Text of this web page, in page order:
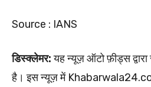
Source : IANS
डिस्क्लेमर:यह न्यूज़ ऑटो फ़ीड्स
है। इस न्यूज़ में Khabarwala24.com